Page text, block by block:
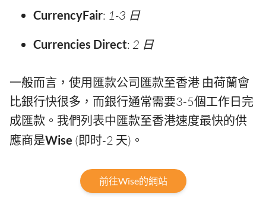
CurrencyFair: 1-3 日
Currencies Direct: 2 日
一般而言，使用匯款公司匯款至香港 由荷蘭會
比銀行快很多，而銀行通常需要3-5個工作日完
成匯款。我們列表中匯款至香港速度最快的供
應商是Wise (即时-2 天)。
前往Wise的網站